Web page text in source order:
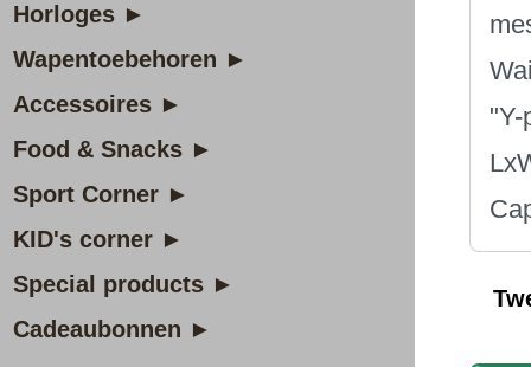
Horloges ►
Wapentoebehoren ►
Accessoires ►
Food & Snacks ►
Sport Corner ►
KID's corner ►
Special products ►
Cadeaubonnen ►
"Y-